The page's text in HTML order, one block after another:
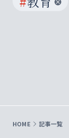
HOME 記事一覧